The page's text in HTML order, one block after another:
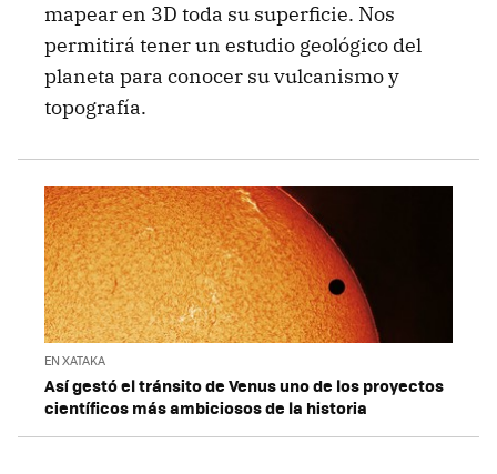
mapear en 3D toda su superficie. Nos
permitirá tener un estudio geológico del
planeta para conocer su vulcanismo y
topografía.
EN XATAKA
Así gestó el tránsito de Venus uno de los proyectos
científicos más ambiciosos de la historia